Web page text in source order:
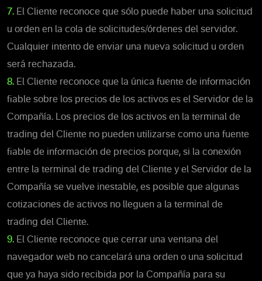
7. El Cliente reconoce que sólo puede haber una solicitud
u orden en la cola de solicitudes/órdenes del servidor.
Cualquier intento de enviar una nueva solicitud u orden
será rechazada.
8. El Cliente reconoce que la única fuente de información
fiable sobre los precios de los activos es el Servidor de la
Compañía. Los precios de los activos en la terminal de
trading del Cliente no pueden utilizarse como una fuente
fiable de información de precios porque, si la conexión
entre la terminal de trading del Cliente y el Servidor de la
Compañía se vuelve inestable, es posible que algunas
cotizaciones de activos no lleguen a la terminal de
trading del Cliente.
9. El Cliente reconoce que cerrar una ventana del
navegador web no cancelará una orden o una solicitud
que ya haya sido recibida por la Compañía para su